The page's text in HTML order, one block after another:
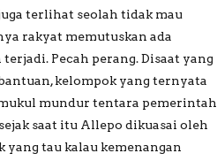
terlihat seolah tidak mau
rakyat memutuskan ada
Pecah perang. Disaat yang
kelompok yang ternyata
mundur tentara pemerintah
saat itu Allepo dikuasai oleh
yang tau kalau kemenangan